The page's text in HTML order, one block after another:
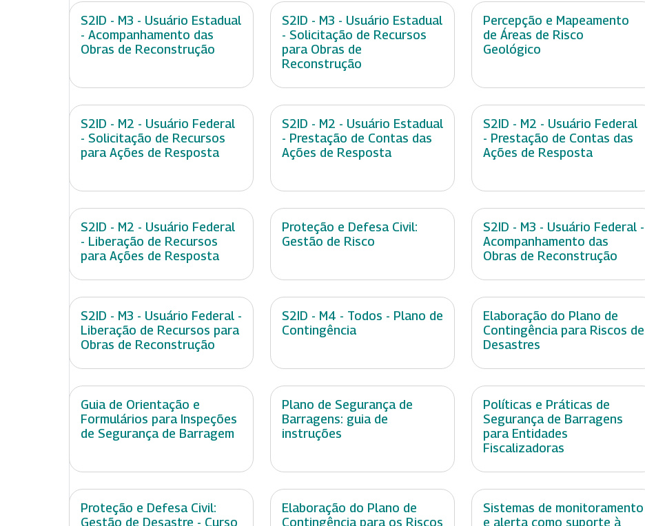
S2ID - M3 - Usuário Estadual
- Acompanhamento das
Obras de Reconstrução
S2ID - M3 - Usuário Estadual
- Solicitação de Recursos
para Obras de
Reconstrução
Percepção e Mapeamento
de Áreas de Risco
Geológico
S2ID - M2 - Usuário Federal
- Solicitação de Recursos
para Ações de Resposta
S2ID - M2 - Usuário Estadual
- Prestação de Contas das
Ações de Resposta
S2ID - M2 - Usuário Federal
- Prestação de Contas das
Ações de Resposta
S2ID - M2 - Usuário Federal
- Liberação de Recursos
para Ações de Resposta
Proteção e Defesa Civil:
Gestão de Risco
S2ID - M3 - Usuário Federal -
Acompanhamento das
Obras de Reconstrução
S2ID - M3 - Usuário Federal -
Liberação de Recursos para
Obras de Reconstrução
S2ID - M4 - Todos - Plano de
Contingência
Elaboração do Plano de
Contingência para Riscos de
Desastres
Guia de Orientação e
Formulários para Inspeções
de Segurança de Barragem
Plano de Segurança de
Barragens: guia de
instruções
Políticas e Práticas de
Segurança de Barragens
para Entidades
Fiscalizadoras
Proteção e Defesa Civil:
Gestão de Desastre - Curso
Elaboração do Plano de
Contingência para os Riscos
Sistemas de monitoramento
e alerta como suporte à